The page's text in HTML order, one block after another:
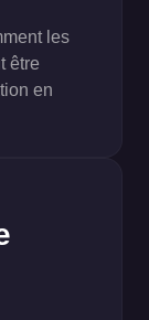
les
être
en